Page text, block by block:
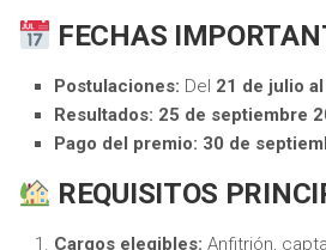
FECHAS
Postulaciones: Del 21 de julio
Resultados: 25 de septiembre
Pago del premio: 30 de
REQUISITOS
Cargos elegibles: Anfitrión,